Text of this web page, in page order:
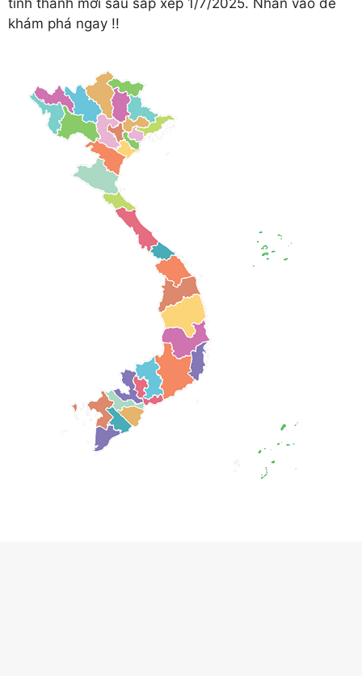
tỉnh thành mới sau sắp xếp 1/7/2025. Nhấn vào để
khám phá ngay !!